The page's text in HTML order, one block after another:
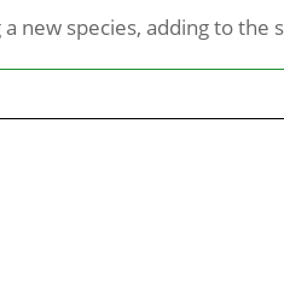
new species, adding to